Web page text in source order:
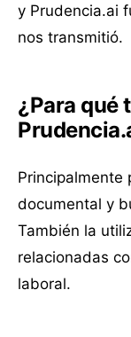
y Prudencia.ai
nos transmitió.
¿Para qué
Principalmente
documental y
También la
relacionadas
laboral.